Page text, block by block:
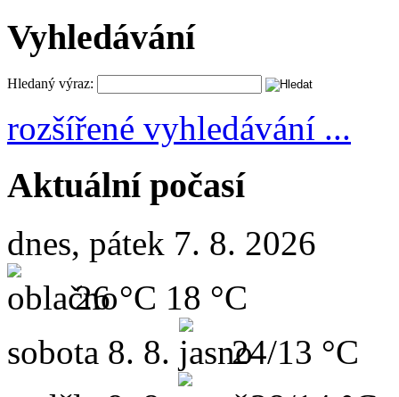
Vyhledávání
Hledaný výraz:
rozšířené vyhledávání ...
Aktuální počasí
dnes, pátek 7. 8. 2026
26 °C 18 °C
sobota 8. 8.
24/13 °C